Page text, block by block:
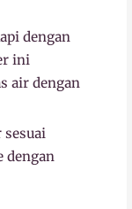
dengan
ini
air dengan
dengan